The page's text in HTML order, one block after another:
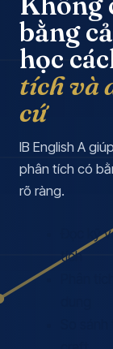
bằng
học
tích và
cứ
IB English A
phân tích có
rõ ràng.
Đọc kỹ
tích